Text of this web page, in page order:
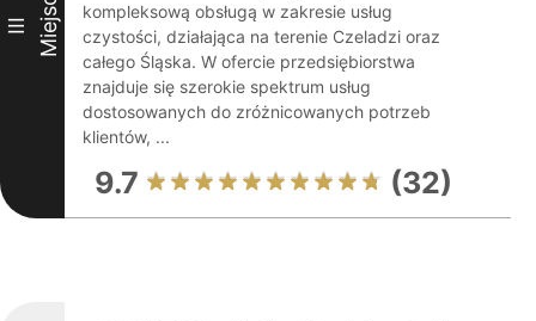
III Miejsce
kompleksową obsługą w zakresie usług
czystości, działająca na terenie Czeladzi oraz
całego Śląska. W ofercie przedsiębiorstwa
znajduje się szerokie spektrum usług
dostosowanych do zróżnicowanych potrzeb
klientów, ...
9.7 (32)